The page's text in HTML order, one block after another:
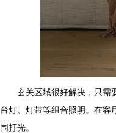
玄关区域很好解决，只
台灯、灯带等组合照明。 在客
围打光。